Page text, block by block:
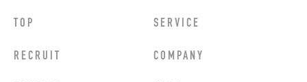
TOP SERVICE
RECRUIT COMPANY